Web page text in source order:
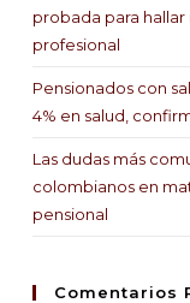
probada para
profesional
Pensionados con
4% en salud,
Las dudas más
colombianos en
pensional
Comentarios